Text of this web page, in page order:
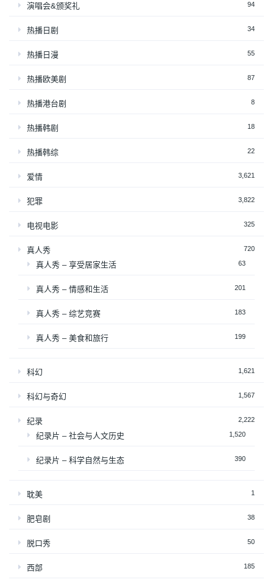
演唱会&颁奖礼 94
热播日剧 34
热播日漫 55
热播欧美剧 87
热播港台剧 8
热播韩剧 18
热播韩综 22
爱情 3,621
犯罪 3,822
电视电影 325
真人秀 720
真人秀 – 享受居家生活 63
真人秀 – 情感和生活 201
真人秀 – 综艺竞赛 183
真人秀 – 美食和旅行 199
科幻 1,621
科幻与奇幻 1,567
纪录 2,222
纪录片 – 社会与人文历史 1,520
纪录片 – 科学自然与生态 390
耽美 1
肥皂剧 38
脱口秀 50
西部 185